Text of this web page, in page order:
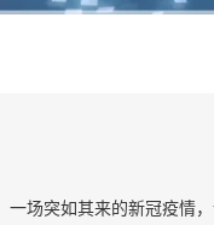
一场突如其来的新冠疫情